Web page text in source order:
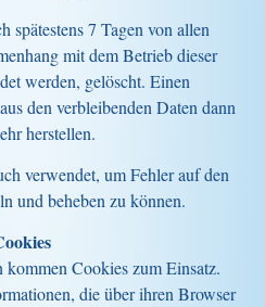
spätestens 7 Tagen von allen
mit dem Betrieb dieser
werden, gelöscht. Einen
den verbleibenden Daten dann
herstellen.
verwendet, um Fehler auf den
und beheben zu können.
Cookies zum Einsatz.
die über ihren Browser